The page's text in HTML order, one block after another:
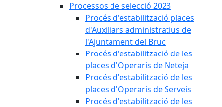
Processos de selecció 2023
Procés d'estabilització places
d'Auxiliars administratius de
l'Ajuntament del Bruc
Procés d'estabilització de les
places d'Operaris de Neteja
Procés d'estabilització de les
places d'Operaris de Serveis
Procés d'estabilització de les